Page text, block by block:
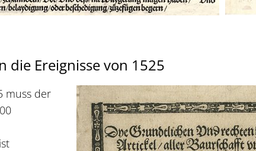
die Ereignisse von 1525
muss der